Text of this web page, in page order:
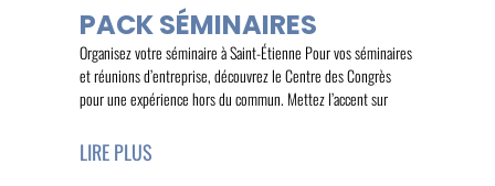
PACK SÉMINAIRES
Organisez votre séminaire à Saint-Étienne Pour vos séminaires
et réunions d’entreprise, découvrez le Centre des Congrès
pour une expérience hors du commun. Mettez l’accent sur
LIRE PLUS